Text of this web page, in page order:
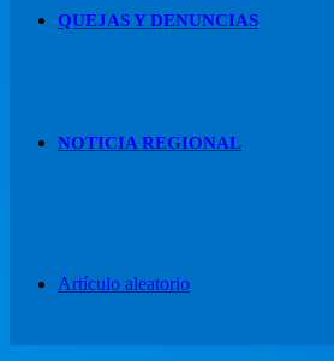
QUEJAS Y DENUNCIAS
NOTICIA REGIONAL
Artículo aleatorio